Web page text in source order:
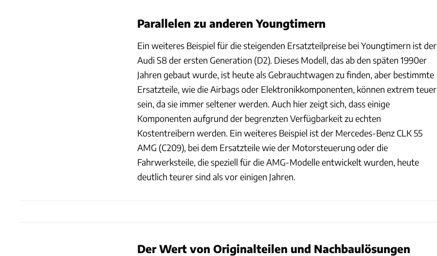
Parallelen zu anderen Youngtimern
Ein weiteres Beispiel für die steigenden Ersatzteilpreise bei Youngtimern ist der
Audi S8 der ersten Generation (D2). Dieses Modell, das ab den späten 1990er
Jahren gebaut wurde, ist heute als Gebrauchtwagen zu finden, aber bestimmte
Ersatzteile, wie die Airbags oder Elektronikkomponenten, können extrem teuer
sein, da sie immer seltener werden. Auch hier zeigt sich, dass einige
Komponenten aufgrund der begrenzten Verfügbarkeit zu echten
Kostentreibern werden. Ein weiteres Beispiel ist der Mercedes-Benz CLK 55
AMG (C209), bei dem Ersatzteile wie der Motorsteuerung oder die
Fahrwerksteile, die speziell für die AMG-Modelle entwickelt wurden, heute
deutlich teurer sind als vor einigen Jahren.
Der Wert von Originalteilen und Nachbaulösungen